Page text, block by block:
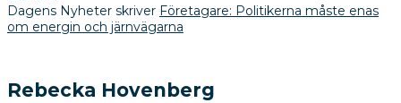
Dagens Nyheter skriver Företagare: Politikerna måste enas
om energin och järnvägarna
Rebecka Hovenberg